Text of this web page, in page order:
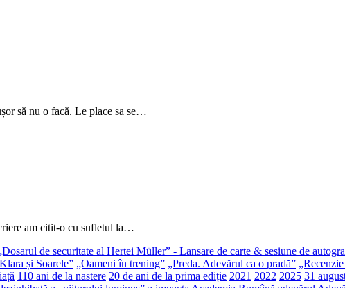
să nu o facă. Le place sa se…
am citit-o cu sufletul la…
de securitate al Hertei Müller” - Lansare de carte & sesiune de
și Soarele” „Oameni în trening” „Preda. Adevărul ca o pradă”
110 ani de la nastere 20 de ani de la prima ediție 2021 2022 2025 31